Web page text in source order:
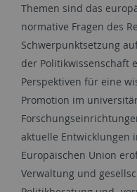
Themen sind das
normative Fragen des
Schwerpunktsetzung
der Politikwissenschaft
Perspektiven für eine
Promotion im
aktuelle Entwicklungen
Europäischen Union
Verwaltung und